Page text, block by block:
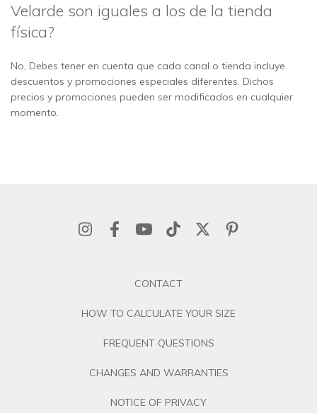
Velarde son iguales a los de la tienda
física?
No, Debes tener en cuenta que cada canal o tienda incluye
descuentos y promociones especiales diferentes. Dichos
precios y promociones pueden ser modificados en cualquier
momento.
CONTACT
HOW TO CALCULATE YOUR SIZE
FREQUENT QUESTIONS
CHANGES AND WARRANTIES
NOTICE OF PRIVACY